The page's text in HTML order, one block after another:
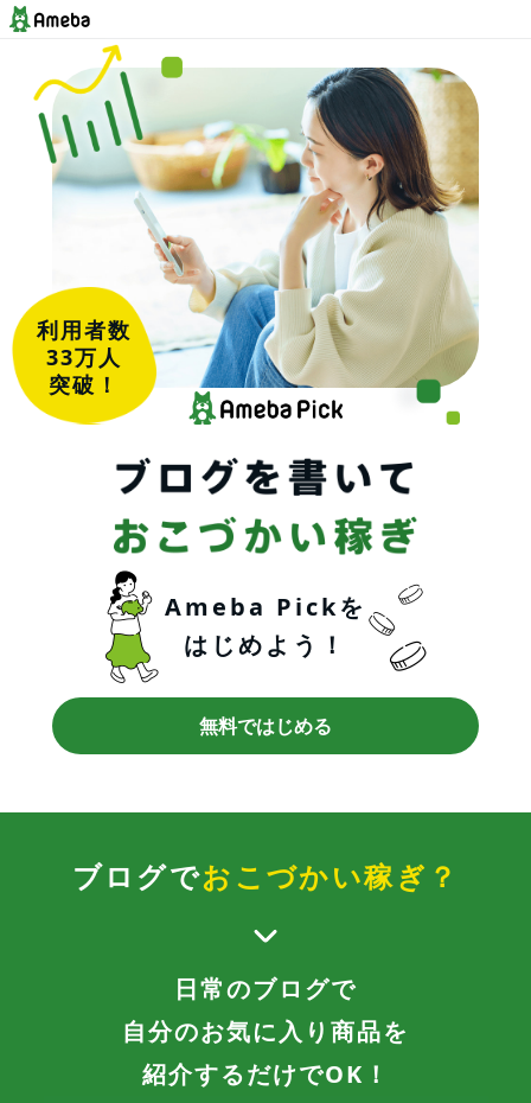
利用者数
33万人
突破！
Ameba Pickを
はじめよう！
無料ではじめる
ブログでおこづかい稼ぎ？
日常のブログで
自分のお気に入り商品を
紹介するだけでOK！